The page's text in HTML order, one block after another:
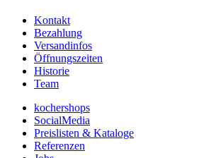
Kontakt
Bezahlung
Versandinfos
Öffnungszeiten
Historie
Team
kochershops
SocialMedia
Preislisten & Kataloge
Referenzen